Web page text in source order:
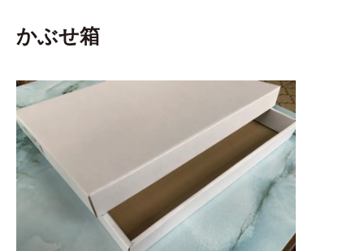
かぶせ箱